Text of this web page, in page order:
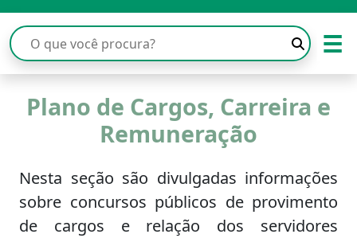
☰
Plano de Cargos, Carreira e
Remuneração
Nesta seção são divulgadas informações
sobre concursos públicos de provimento
de cargos e relação dos servidores